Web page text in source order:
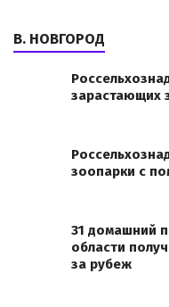
В. НОВГОРОД
зарастающих
зоопарки с
31 домашний
области
за рубеж